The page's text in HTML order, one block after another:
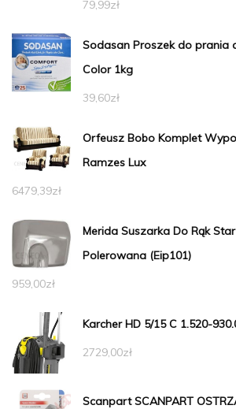
79,99zł
Sodasan Proszek do prania
Color 1kg
39,60zł
Orfeusz Bobo Komplet
Ramzes Lux
6479,39zł
Merida Suszarka Do Rąk
Polerowana (Eip101)
959,00zł
Karcher HD 5/15 C 1.520-
2729,00zł
Scanpart SCANPART